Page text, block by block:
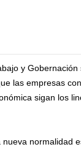
y
las empresas
sigan los
nueva normalidad